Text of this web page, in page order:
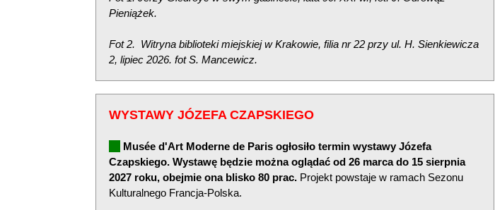
Pieniążek.
Fot 2. Witryna biblioteki miejskiej w Krakowie, filia nr 22 przy ul. H. Sienkiewicza
2, lipiec 2026. fot S. Mancewicz.
WYSTAWY JÓZEFA CZAPSKIEGO
Musée d'Art Moderne de Paris ogłosiło termin wystawy Józefa
Czapskiego. Wystawę będzie można oglądać od 26 marca do 15 sierpnia
2027 roku, obejmie ona blisko 80 prac.Projekt powstaje w ramach Sezonu
Kulturalnego Francja-Polska.